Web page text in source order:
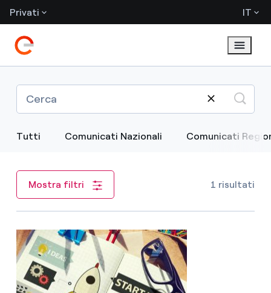
Privati IT
Tutti Comunicati Nazionali Comunicati
Mostra filtri 1 risultati